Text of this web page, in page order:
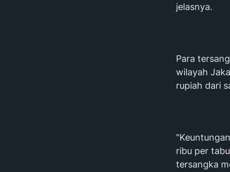
jelasnya.
Para
wilayah
rupiah dari
ribu per
tersangka